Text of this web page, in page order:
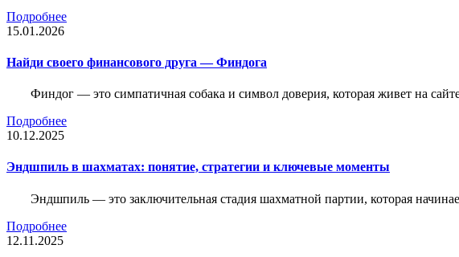
Подробнее
15.01.2026
Найди своего финансового друга — Финдога
Финдог — это симпатичная собака и символ доверия, которая живет на
Подробнее
10.12.2025
Эндшпиль в шахматах: понятие, стратегии и ключевые моменты
Эндшпиль — это заключительная стадия шахматной партии, которая
Подробнее
12.11.2025